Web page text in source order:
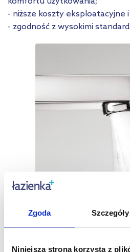
Zgoda Szczegóły
Niniejsza strona korzysta z
- niższe koszty eksploatacyjne i
- zgodność z wysokimi